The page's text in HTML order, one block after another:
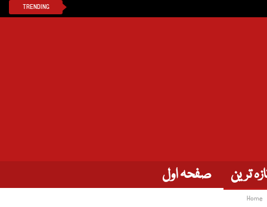
TRENDING
صفحہ اول ترین
Home